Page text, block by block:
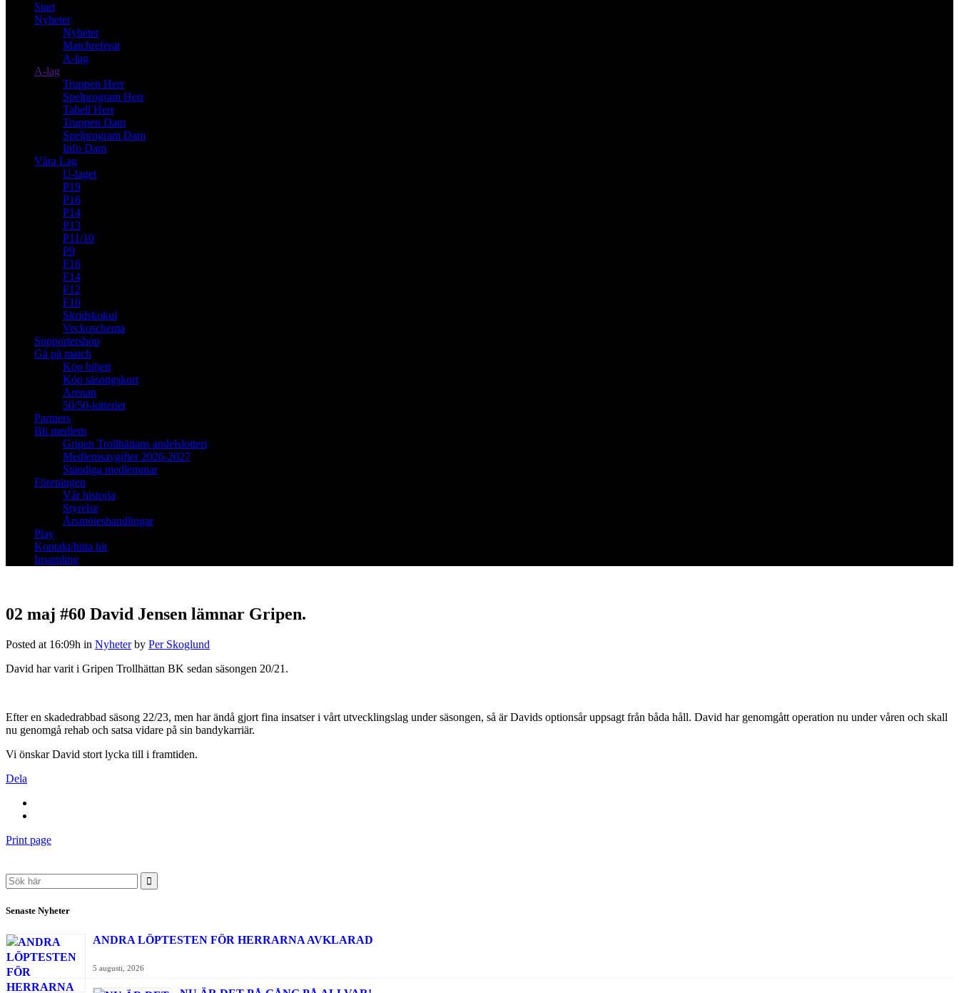
Start
Nyheter
Nyheter
Matchreferat
A-lag
A-lag
Truppen Herr
Spelprogram Herr
Tabell Herr
Truppen Dam
Spelprogram Dam
Info Dam
Våra Lag
U-laget
P19
P16
P14
P13
P11/10
P9
F16
F14
F12
F10
Skridskokul
Veckoschema
Supportershop
Gå på match
Köp biljett
Köp säsongskort
Arenan
50/50-lotteriet
Partners
Bli medlem
Gripen Trollhättans andelslotteri
Medlemsavgifter 2026-2027
Ständiga medlemmar
Föreningen
Vår historia
Styrelse
Årsmöteshandlingar
Play
Kontakt/hitta hit
Insamling
02 maj #60 David Jensen lämnar Gripen.
Posted at 16:09h in Nyheter by Per Skoglund
David har varit i Gripen Trollhättan BK sedan säsongen 20/21.
Efter en skadedrabbad säsong 22/23, men har ändå gjort fina insatser i vårt utvecklingslag under säsongen, så är Davids optionsår uppsagt från båda håll. David har genomgått operation nu under våren och skall
nu genomgå rehab och satsa vidare på sin bandykarriär.
Vi önskar David stort lycka till i framtiden.
Dela
Print page
Search
for:
Senaste Nyheter
ANDRA LÖPTESTEN FÖR HERRARNA AVKLARAD
5 augusti, 2026